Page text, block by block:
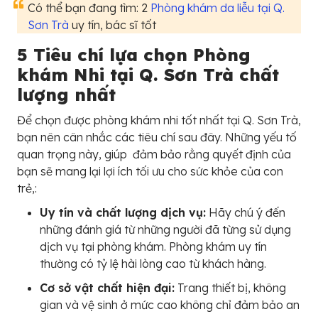
Có thể bạn đang tìm: 2 Phòng khám da liễu tại Q.
Sơn Trà uy tín, bác sĩ tốt
5 Tiêu chí lựa chọn Phòng
khám Nhi tại Q. Sơn Trà chất
lượng nhất
Để chọn được phòng khám nhi tốt nhất tại Q. Sơn Trà,
bạn nên cân nhắc các tiêu chí sau đây. Những yếu tố
quan trọng này, giúp đảm bảo rằng quyết định của
bạn sẽ mang lại lợi ích tối ưu cho sức khỏe của con
trẻ,:
Uy tín và chất lượng dịch vụ: Hãy chú ý đến
những đánh giá từ những người đã từng sử dụng
dịch vụ tại phòng khám. Phòng khám uy tín
thường có tỷ lệ hài lòng cao từ khách hàng.
Cơ sở vật chất hiện đại: Trang thiết bị, không
gian và vệ sinh ở mức cao không chỉ đảm bảo an